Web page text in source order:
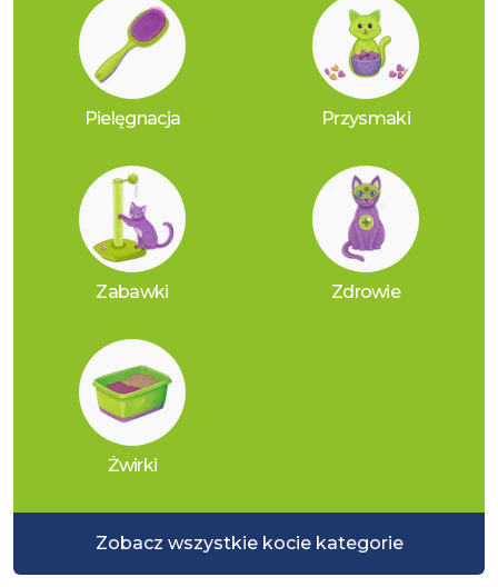
Pielęgnacja Przysmaki
Zabawki Zdrowie
Żwirki
Zobacz wszystkie kocie kategorie